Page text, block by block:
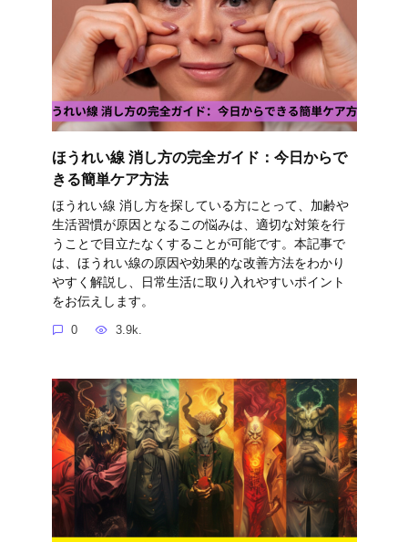
ほうれい線 消し方の完全ガイド：今日からで
きる簡単ケア方法
ほうれい線 消し方を探している方にとって、加齢や
生活習慣が原因となるこの悩みは、適切な対策を行
うことで目立たなくすることが可能です。本記事で
は、ほうれい線の原因や効果的な改善方法をわかり
やすく解説し、日常生活に取り入れやすいポイント
をお伝えします。
0 3.9k.